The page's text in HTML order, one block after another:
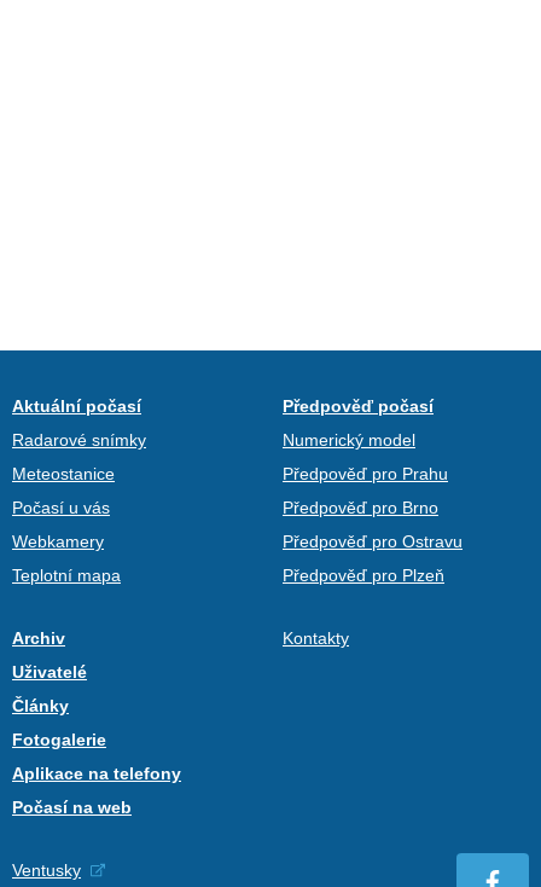
Aktuální počasí
Radarové snímky
Meteostanice
Počasí u vás
Webkamery
Teplotní mapa
Předpověď počasí
Numerický model
Předpověď pro Prahu
Předpověď pro Brno
Předpověď pro Ostravu
Předpověď pro Plzeň
Archiv
Uživatelé
Články
Fotogalerie
Aplikace na telefony
Počasí na web
Kontakty
Ventusky